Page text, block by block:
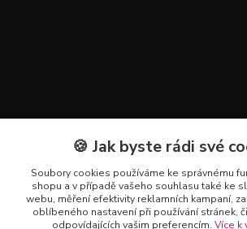
Kontakty
+420 602 223 614
info@zahradnictvipetro.cz
🍪 Jak byste rádi své
Soubory cookies používáme ke správnému
shopu a v případě vašeho souhlasu také ke
webu, měření efektivity reklamních kampaní,
oblíbeného nastavení při používání stránek,
odpovídajících vašim preferencím. Více k